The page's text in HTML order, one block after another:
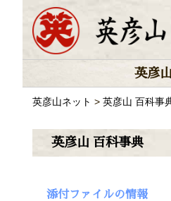
英彦
英彦山ネット > 英彦山 百科事
英彦山 百科事典
添付ファイルの情報